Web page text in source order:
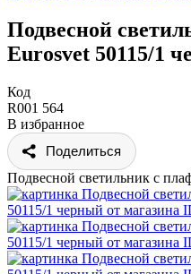
Подвесной
Eurosvet 50115/1
Код
R001 564
В избранное
Поделиться
Подвесной светильник с